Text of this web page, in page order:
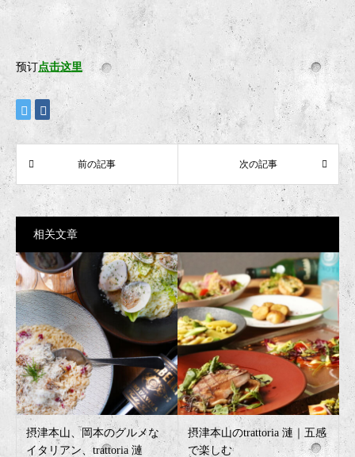
预订点击这里
相关文章
摂津本山、岡本のグルメな
イタリアン、trattoria 漣
摂津本山のtrattoria 漣｜五感
で楽しむ